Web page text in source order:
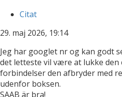
Citat
29. maj 2026, 19:14
Jeg har googlet nr og kan godt
det letteste vil være at lukke den
forbindelser den afbryder med
udenfor boksen.
SAAB är bra!